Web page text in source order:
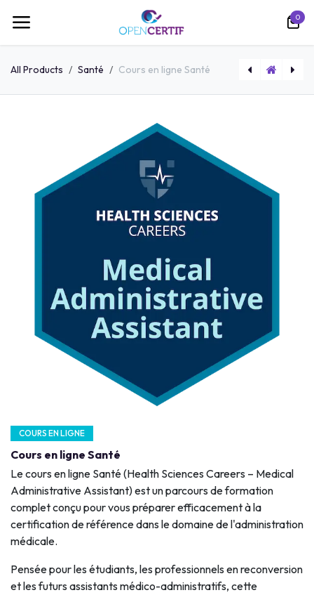
0
All Products Santé Cours en ligne Santé
COURS EN LIGNE
Cours en ligne Santé
Le cours en ligne Santé (Health Sciences Careers – Medical
Administrative Assistant) est un parcours de formation
complet conçu pour vous préparer efficacement à la
certification de référence dans le domaine de l'administration
médicale.
Pensée pour les étudiants, les professionnels en reconversion
et les futurs assistants médico-administratifs, cette